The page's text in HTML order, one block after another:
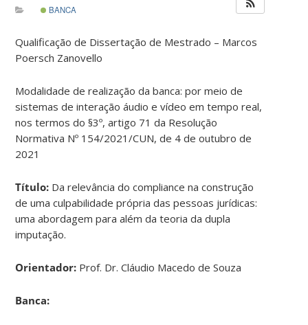
BANCA
Qualificação de Dissertação de Mestrado – Marcos
Poersch Zanovello
Modalidade de realização da banca: por meio de
sistemas de interação áudio e vídeo em tempo real,
nos termos do §3º, artigo 71 da Resolução
Normativa Nº 154/2021/CUN, de 4 de outubro de
2021
Título: Da relevância do compliance na construção
de uma culpabilidade própria das pessoas jurídicas:
uma abordagem para além da teoria da dupla
imputação.
Orientador: Prof. Dr. Cláudio Macedo de Souza
Banca: